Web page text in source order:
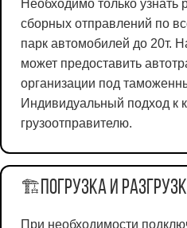
Необходимо только узнать
сборных отправлений по
парк автомобилей до 20т.
может предоставить
организации под
Индивидуальный подход к
грузоотправителю.
🏗️Погрузка и
При необходимости